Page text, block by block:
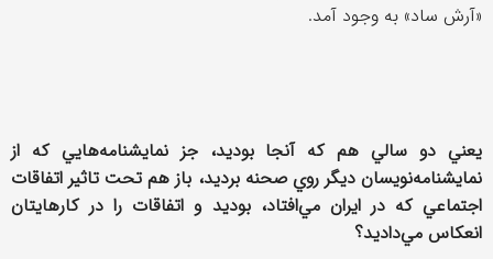
«آرش‌ ساد» به وجود آمد.
يعني دو سالي هم كه آنجا بوديد، جز نمايشنامه‌هايي كه از
نمايشنامه‌نويسان ديگر روي صحنه برديد، باز هم تحت تاثير اتفاقات
اجتماعي كه در ايران مي‌افتاد، بوديد و اتفاقات را در كارهايتان
انعكاس مي‌داديد؟